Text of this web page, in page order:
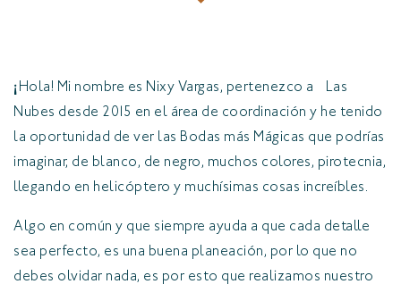
¡ Hola! Mi nombre es Nixy Vargas, pertenezco a Las
Nubes desde 2015 en el área de coordinación y he tenido
la oportunidad de ver las Bodas más Mágicas que podrías
imaginar, de blanco, de negro, muchos colores, pirotecnia,
llegando en helicóptero y muchísimas cosas increíbles.
Algo en común y que siempre ayuda a que cada detalle
sea perfecto, es una buena planeación, por lo que no
debes olvidar nada, es por esto que realizamos nuestro